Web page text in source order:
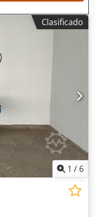
Clasificado
1 / 6